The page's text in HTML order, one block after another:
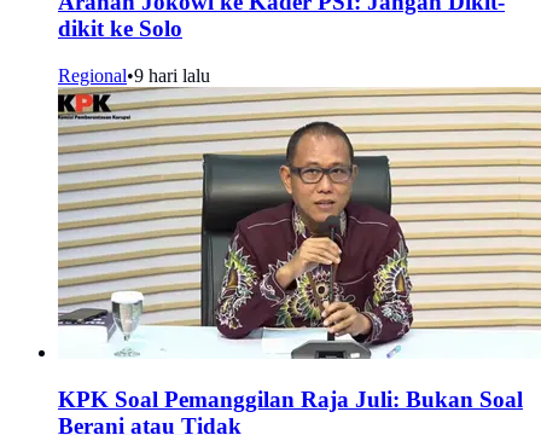
dikit ke Solo
Regional•9 hari lalu
KPK Soal Pemanggilan Raja Juli: Bukan Soal
Berani atau Tidak